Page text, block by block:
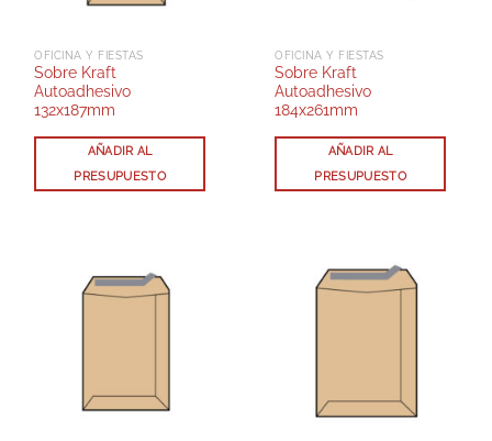
OFICINA Y FIESTAS
Sobre Kraft
Autoadhesivo
132x187mm
AÑADIR AL
PRESUPUESTO
OFICINA Y FIESTAS
Sobre Kraft
Autoadhesivo
184x261mm
AÑADIR AL
PRESUPUESTO